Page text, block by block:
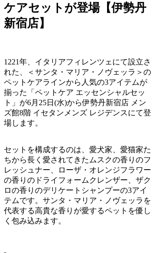
ケアセットが登場【伊勢丹
新宿店】
1221年、イタリアフィレンツェにて設立さ
れた、＜サンタ・マリア・ノヴェッラ＞の
ペットケアラインから人気の3アイテムが
揃った「ペットケア エッセンシャルセッ
ト」が6月25日(水)から伊勢丹新宿店 メン
ズ館8階 イセタンメンズ レジデンスにて登
場します。
セットを構成するのは、愛犬家、愛猫家た
ちから長く愛されてきたムスクの香りのフ
レッシュナー、ローザ・オレンジフラワー
の香りのドライフォームクレンザー、ザク
ロの香りのデリケートシャンプーの3アイ
テムです。サンタ・マリア・ノヴェッラを
代表する高貴な香りが愛するペットを優し
く包み込みます。